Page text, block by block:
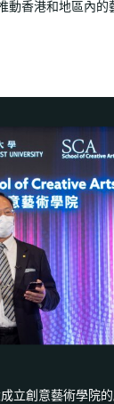
動香港和地區內的
立創意藝術學院的